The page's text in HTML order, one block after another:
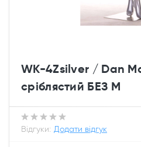
WK-4Zsilver / Dan
сріблястий БЕЗ М
Відгуки: Додати відгук